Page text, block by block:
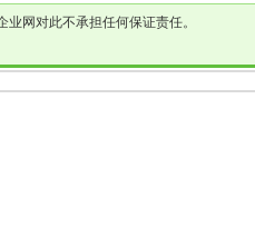
网对此不承担任何保证责任。